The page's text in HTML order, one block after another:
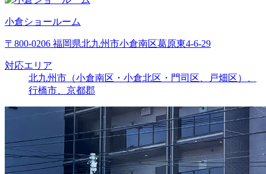
小倉ショールーム
〒800-0206 福岡県北九州市小倉南区葛原東4-6-29
対応エリア
北九州市（小倉南区・小倉北区・門司区、戸畑区）、
行橋市、京都郡